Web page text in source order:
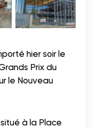
hier soir le
Prix du
le Nouveau
à la Place